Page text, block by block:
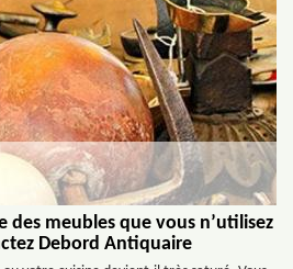
des meubles que vous n’utilisez
Debord Antiquaire